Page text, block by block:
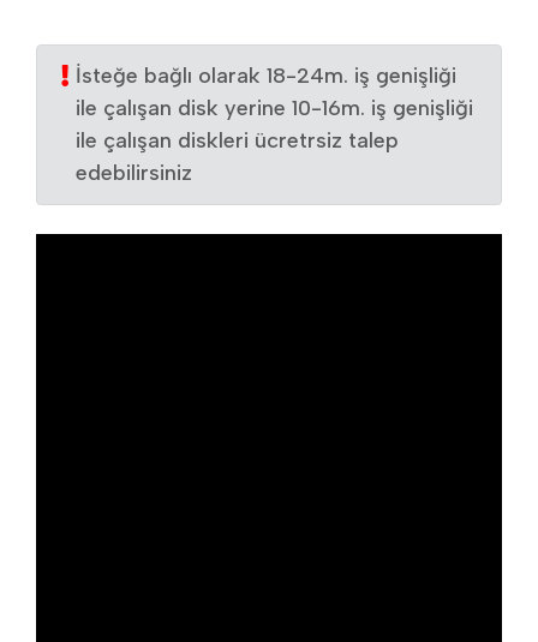
İsteğe bağlı olarak 18-24m. iş genişliği
ile çalışan disk yerine 10-16m. iş genişliği
ile çalışan diskleri ücretrsiz talep
edebilirsiniz